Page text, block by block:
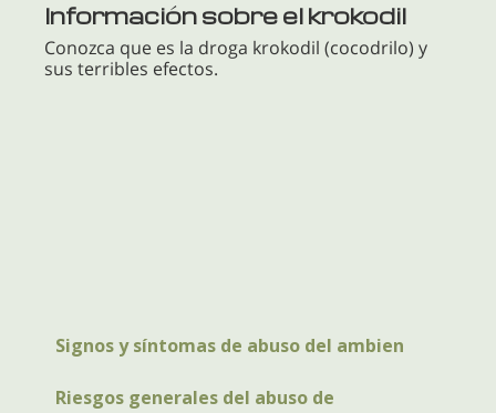
Información sobre el krokodil
Conozca que es la droga krokodil (cocodrilo) y
sus terribles efectos.
Signos y síntomas de abuso del ambien
Riesgos generales del abuso de